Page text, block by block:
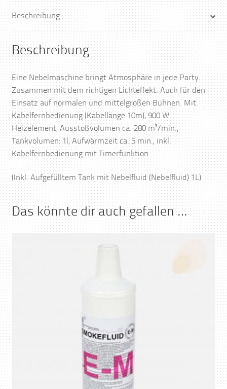
Beschreibung
Beschreibung
Eine Nebelmaschine bringt Atmosphäre in jede Party.
Zusammen mit dem richtigen Lichteffekt. Auch für den
Einsatz auf normalen und mittelgroßen Bühnen. Mit
Kabelfernbedienung (Kabellänge 10m), 900 W
Heizelement, Ausstoßvolumen ca. 280 m³/min.,
Tankvolumen: 1l, Aufwärmzeit ca. 5 min., inkl.
Kabelfernbedienung mit Timerfunktion
(Inkl. Aufgefülltem Tank mit Nebelfluid (Nebelfluid) 1L)
Das könnte dir auch gefallen …